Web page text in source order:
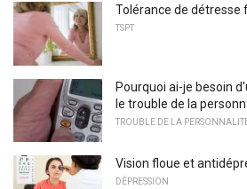
Tolérance de détresse
TSPT
Pourquoi ai-je besoin
le trouble de la
TROUBLE DE LA
Vision floue et
DÉPRESSION